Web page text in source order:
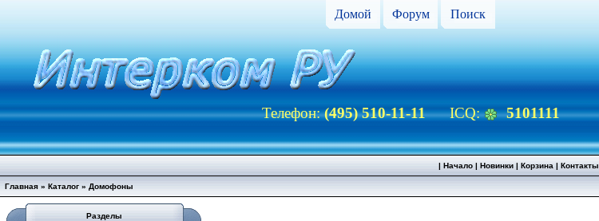
Домой Форум Поиск
Телефон:(495) 510-11-11ICQ: 5101111
| Начало| Новинки| Корзина | Контакты
Главная » Каталог » Домофоны
Разделы